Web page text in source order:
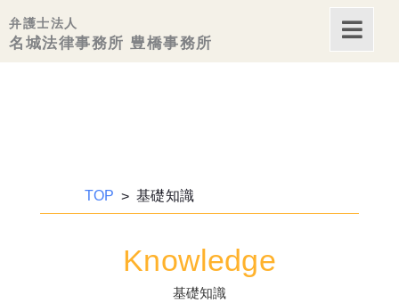
内弁護士法人
名城法律事務所 豊橋事務所
TOP 基礎知識
Knowledge
基礎知識